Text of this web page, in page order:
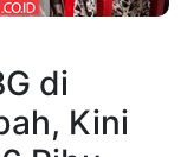
di
Kini